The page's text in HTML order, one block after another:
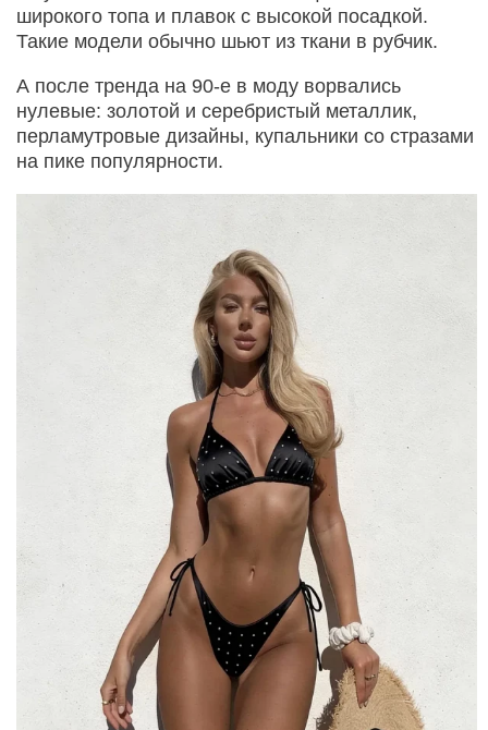
широкого топа и плавок с высокой посадкой.
Такие модели обычно шьют из ткани в рубчик.
А после тренда на 90-е в моду ворвались
нулевые: золотой и серебристый металлик,
перламутровые дизайны, купальники со стразами
на пике популярности.